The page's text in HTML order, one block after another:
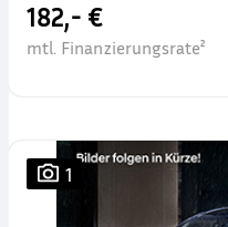
182,- €
mtl. Finanzierungsrate²
1